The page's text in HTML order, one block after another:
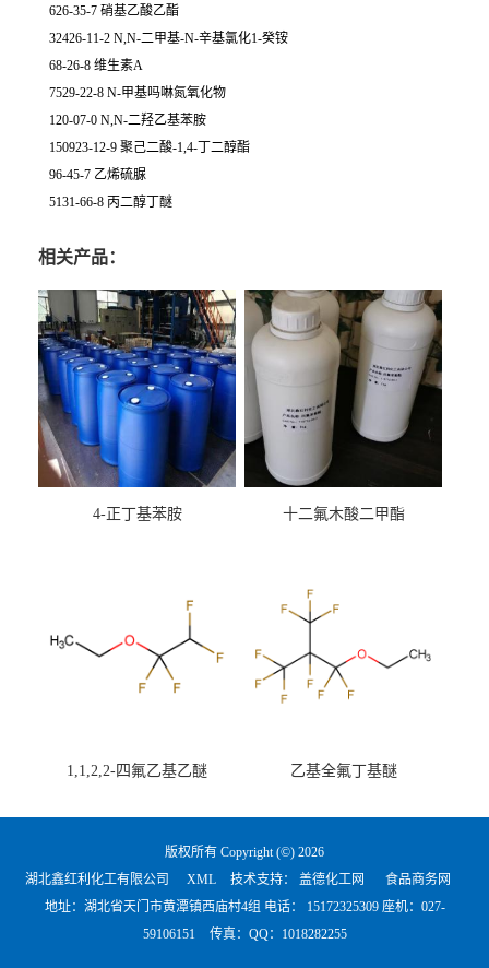
626-35-7 硝基乙酸乙酯
32426-11-2 N,N-二甲基-N-辛基氯化1-癸铵
68-26-8 维生素A
7529-22-8 N-甲基吗啉氮氧化物
120-07-0 N,N-二羟乙基苯胺
150923-12-9 聚己二酸-1,4-丁二醇酯
96-45-7 乙烯硫脲
5131-66-8 丙二醇丁醚
相关产品：
4-正丁基苯胺 十二氟木酸二甲酯
1,1,2,2-四氟乙基乙醚 乙基全氟丁基醚
版权所有 Copyright (©) 2026
湖北鑫红利化工有限公司
XML 技术支持： 盖德化工网
食品商务网
地址：湖北省天门市黄潭镇西庙村4组 电话：
15172325309 座机：027-
59106151
传真：QQ：1018282255